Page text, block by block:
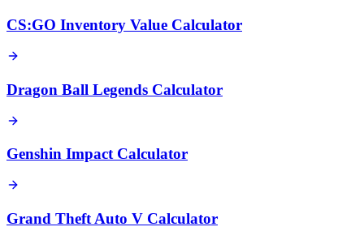
CS:GO Inventory Value Calculator
Dragon Ball Legends Calculator
Genshin Impact Calculator
Grand Theft Auto V Calculator